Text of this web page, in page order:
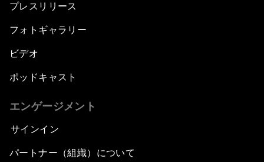
プレスリリース
フォトギャラリー
ビデオ
ポッドキャスト
エンゲージメント
サインイン
パートナー（組織）について